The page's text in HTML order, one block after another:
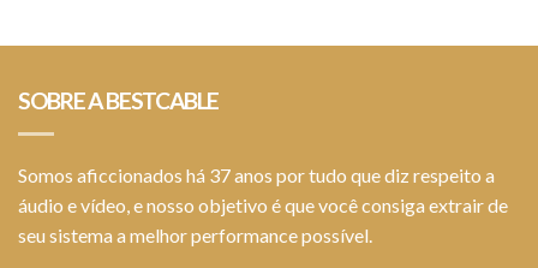
SOBRE A BESTCABLE
Somos aficcionados há 37 anos por tudo que diz respeito a
áudio e vídeo, e nosso objetivo é que você consiga extrair de
seu sistema a melhor performance possível.